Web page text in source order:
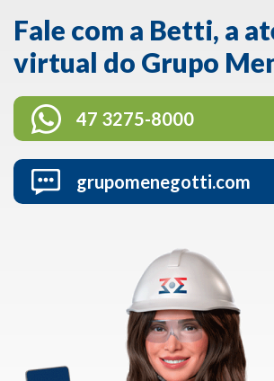
Fale com a Betti, a
virtual do Grupo
47 3275-8000
grupomenegotti.com